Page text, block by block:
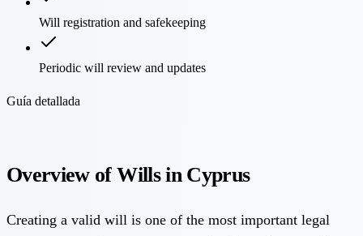
Will registration and safekeeping
Periodic will review and updates
Guía detallada
Overview of Wills in Cyprus
Creating a valid will is one of the most important legal